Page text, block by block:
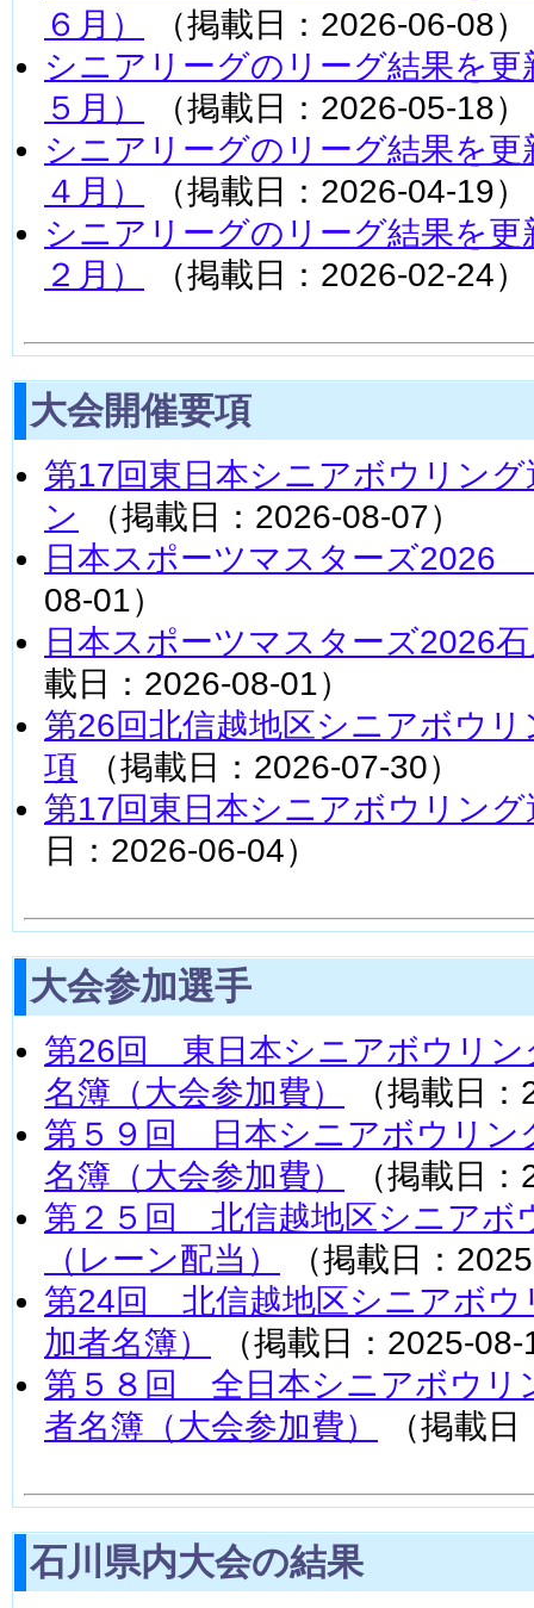
６月）
（掲載日：2026-06-08）
シニアリーグのリーグ結果を
５月）
（掲載日：2026-05-18）
シニアリーグのリーグ結果を
４月）
（掲載日：2026-04-19）
シニアリーグのリーグ結果を
２月）
（掲載日：2026-02-24）
大会開催要項
第17回東日本シニアボウリン
ン （掲載日：2026-08-07）
日本スポーツマスターズ2026
08-01）
日本スポーツマスターズ2026
載日：2026-08-01）
第26回北信越地区シニアボウ
項 （掲載日：2026-07-30）
第17回東日本シニアボウリン
日：2026-06-04）
大会参加選手
第26回 東日本シニアボウリ
名簿（大会参加費）
（掲載日
第５９回 日本シニアボウリ
名簿（大会参加費）
（掲載日
第２５回 北信越地区シニアボ
（レーン配当）
（掲載日：
第24回 北信越地区シニアボウ
加者名簿）
（掲載日：2025-08-
第５８回 全日本シニアボウ
者名簿（大会参加費）
（掲載
石川県内大会の結果